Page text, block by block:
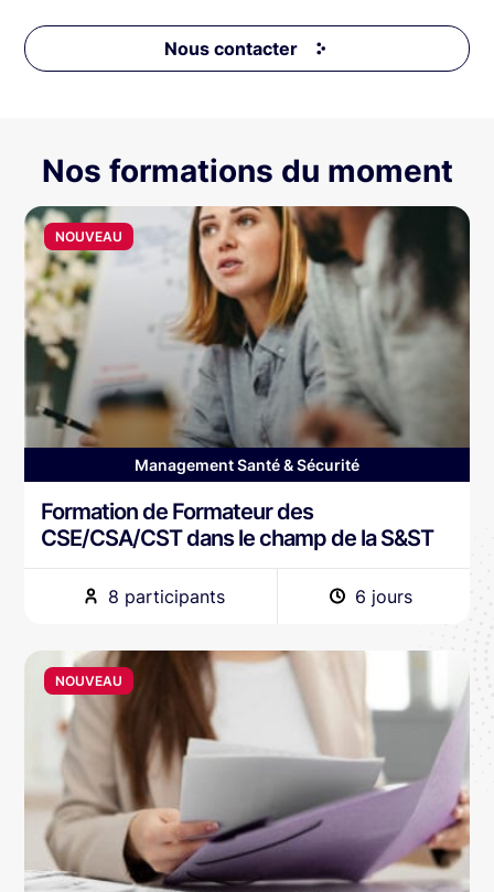
Nous contacter
Nos formations du moment
NOUVEAU
Management Santé & Sécurité
Formation de Formateur des
CSE/CSA/CST dans le champ de la S&ST
8 participants 6 jours
NOUVEAU